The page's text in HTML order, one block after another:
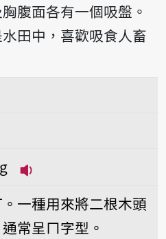
腹面各有一個吸盤。
田中，喜歡吸食人畜
一種用來將二根木頭
常呈ㄇ字型。